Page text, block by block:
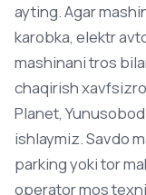
ayting. Agar
karobka, elektr
mashinani tros
chaqirish
Planet,
ishlaymiz. Savdo
parking yoki tor
operator mos